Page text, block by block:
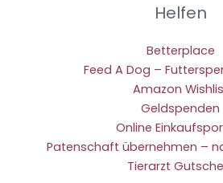
Helfen
Betterplace
Feed A Dog –
Amazon
Geldspenden
Online
Patenschaft übernehmen –
Tierarzt